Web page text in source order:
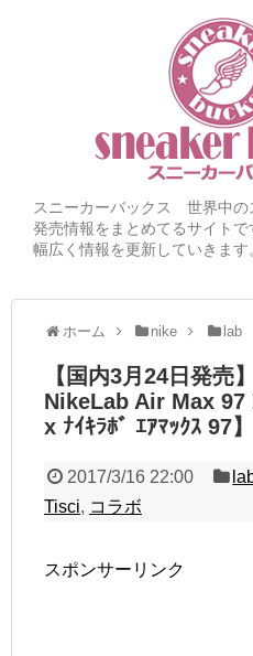
スニーカーバックス 世界中の
発売情報をまとめてるサイト
幅広く情報を更新していきます
ホーム nike lab
【国内3月24日発
NikeLab Air Max 97
x ﾅｲｷﾗﾎﾞ ｴｱﾏｯｸｽ 97】
2017/3/16 22:00
Tisci, コラボ
スポンサーリンク